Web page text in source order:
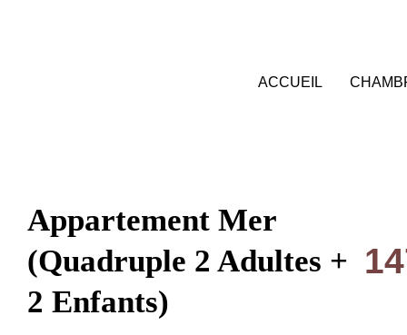
ACCUEIL
Appartement Mer
(Quadruple 2 Adultes +
2 Enfants)